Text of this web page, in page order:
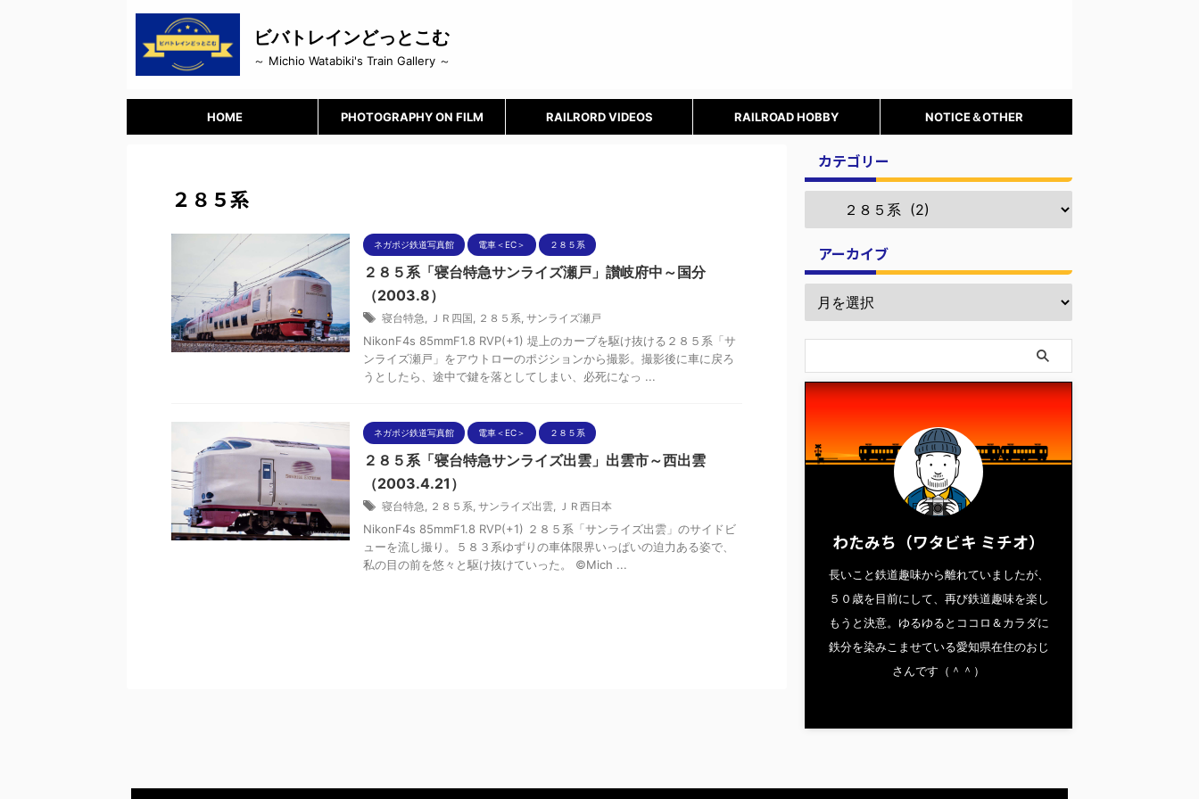
ビバトレインどっとこむ
～ Michio Watabiki's Train Gallery ～
HOME PHOTOGRAPHY ON FILM RAILRORD VIDEOS RAILROAD HOBBY NOTICE＆OTHER
２８５系
ネガポジ鉄道写真館 電車＜EC＞ ２８５系
２８５系「寝台特急サンライズ瀬戸」讃岐府中～国分
（2003.8）
寝台特急, ＪＲ四国, ２８５系, サンライズ瀬戸
NikonF4s 85mmF1.8 RVP(+1) 堤上のカーブを駆け抜ける２８５系「サ
ンライズ瀬戸」をアウトローのポジションから撮影。撮影後に車に戻ろ
うとしたら、途中で鍵を落としてしまい、必死になっ ...
ネガポジ鉄道写真館 電車＜EC＞ ２８５系
２８５系「寝台特急サンライズ出雲」出雲市～西出雲
（2003.4.21）
寝台特急, ２８５系, サンライズ出雲, ＪＲ西日本
NikonF4s 85mmF1.8 RVP(+1) ２８５系「サンライズ出雲」のサイドビ
ューを流し撮り。５８３系ゆずりの車体限界いっぱいの迫力ある姿で、
私の目の前を悠々と駆け抜けていった。 ©Mich ...
カテゴリー
アーカイブ
わたみち（ワタビキ ミチオ）
長いこと鉄道趣味から離れていましたが、
５０歳を目前にして、再び鉄道趣味を楽し
もうと決意。ゆるゆるとココロ＆カラダに
鉄分を染みこませている愛知県在住のおじ
さんです（＾＾）